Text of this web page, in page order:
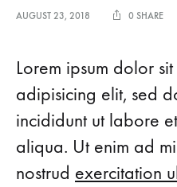
AUGUST 23, 2018 0 SHARE
Lorem ipsum dolor
adipisicing elit, sed
incididunt ut labore
aliqua. Ut enim ad
nostrud exercitation